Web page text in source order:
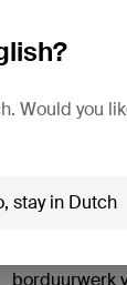
Trendalert:
borduurwerk
Would you
stay in Dutch